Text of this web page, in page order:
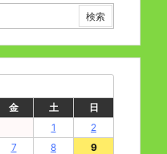
金 土
日
1
2
7 8
9